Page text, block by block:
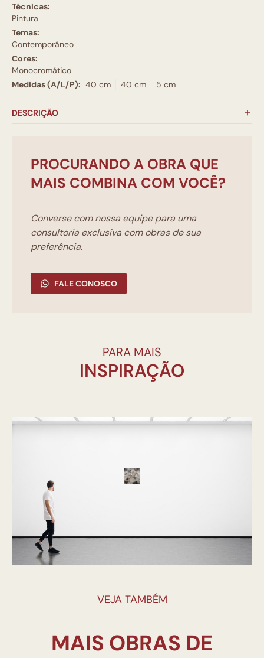
Técnicas:
Pintura
Temas:
Contemporâneo
Cores:
Monocromático
Medidas (A/L/P): 40 cm 40 cm 5 cm
DESCRIÇÃO
PROCURANDO A OBRA QUE
MAIS COMBINA COM VOCÊ?
Converse com nossa equipe para uma
consultoria exclusíva com obras de sua
preferência.
FALE CONOSCO
PARA MAIS
INSPIRAÇÃO
VEJA TAMBÉM
MAIS OBRAS DE